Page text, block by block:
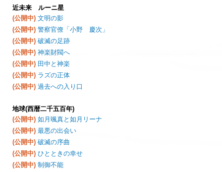
近未来 ルーニ星
(公開中) 文明の影
(公開中) 警察官僚「小野 慶次」
(公開中) 破滅の足跡
(公開中) 神楽財閥へ
(公開中) 田中と神楽
(公開中) ラズの正体
(公開中) 過去への入り口
地球(西暦二千五百年)
(公開中) 如月颯真と如月リーナ
(公開中) 最悪の出会い
(公開中) 破滅の序曲
(公開中) ひとときの幸せ
(公開中) 制御不能